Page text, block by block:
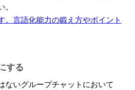
。言語化能力の鍛え方やポイント
する
ないグループチャットにおいて